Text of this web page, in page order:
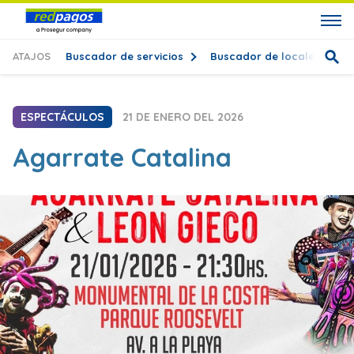
ATAJOS Buscador de servicios Buscador de locales
ESPECTÁCULOS 21 DE ENERO DEL 2026
Agarrate Catalina